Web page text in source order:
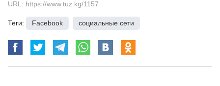
URL: https://www.tuz.kg/1157
Теги: Facebook социальные сети